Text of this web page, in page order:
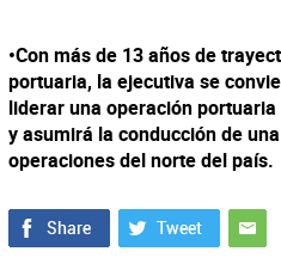
•Con más de 13 años de
portuaria, la ejecutiva se
liderar una operación
y asumirá la conducción de
operaciones del norte del país.